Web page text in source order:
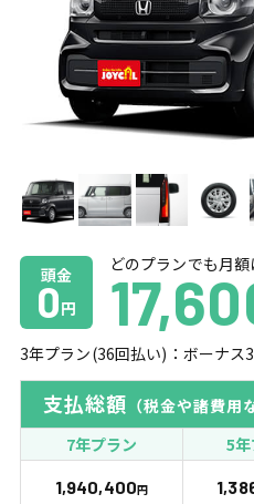
頭金
0円
どのプランでも月額
3年プラン(36回払い)：ボーナス
支払総額 （税金や諸費用
7年プラン
5
1,940,400円